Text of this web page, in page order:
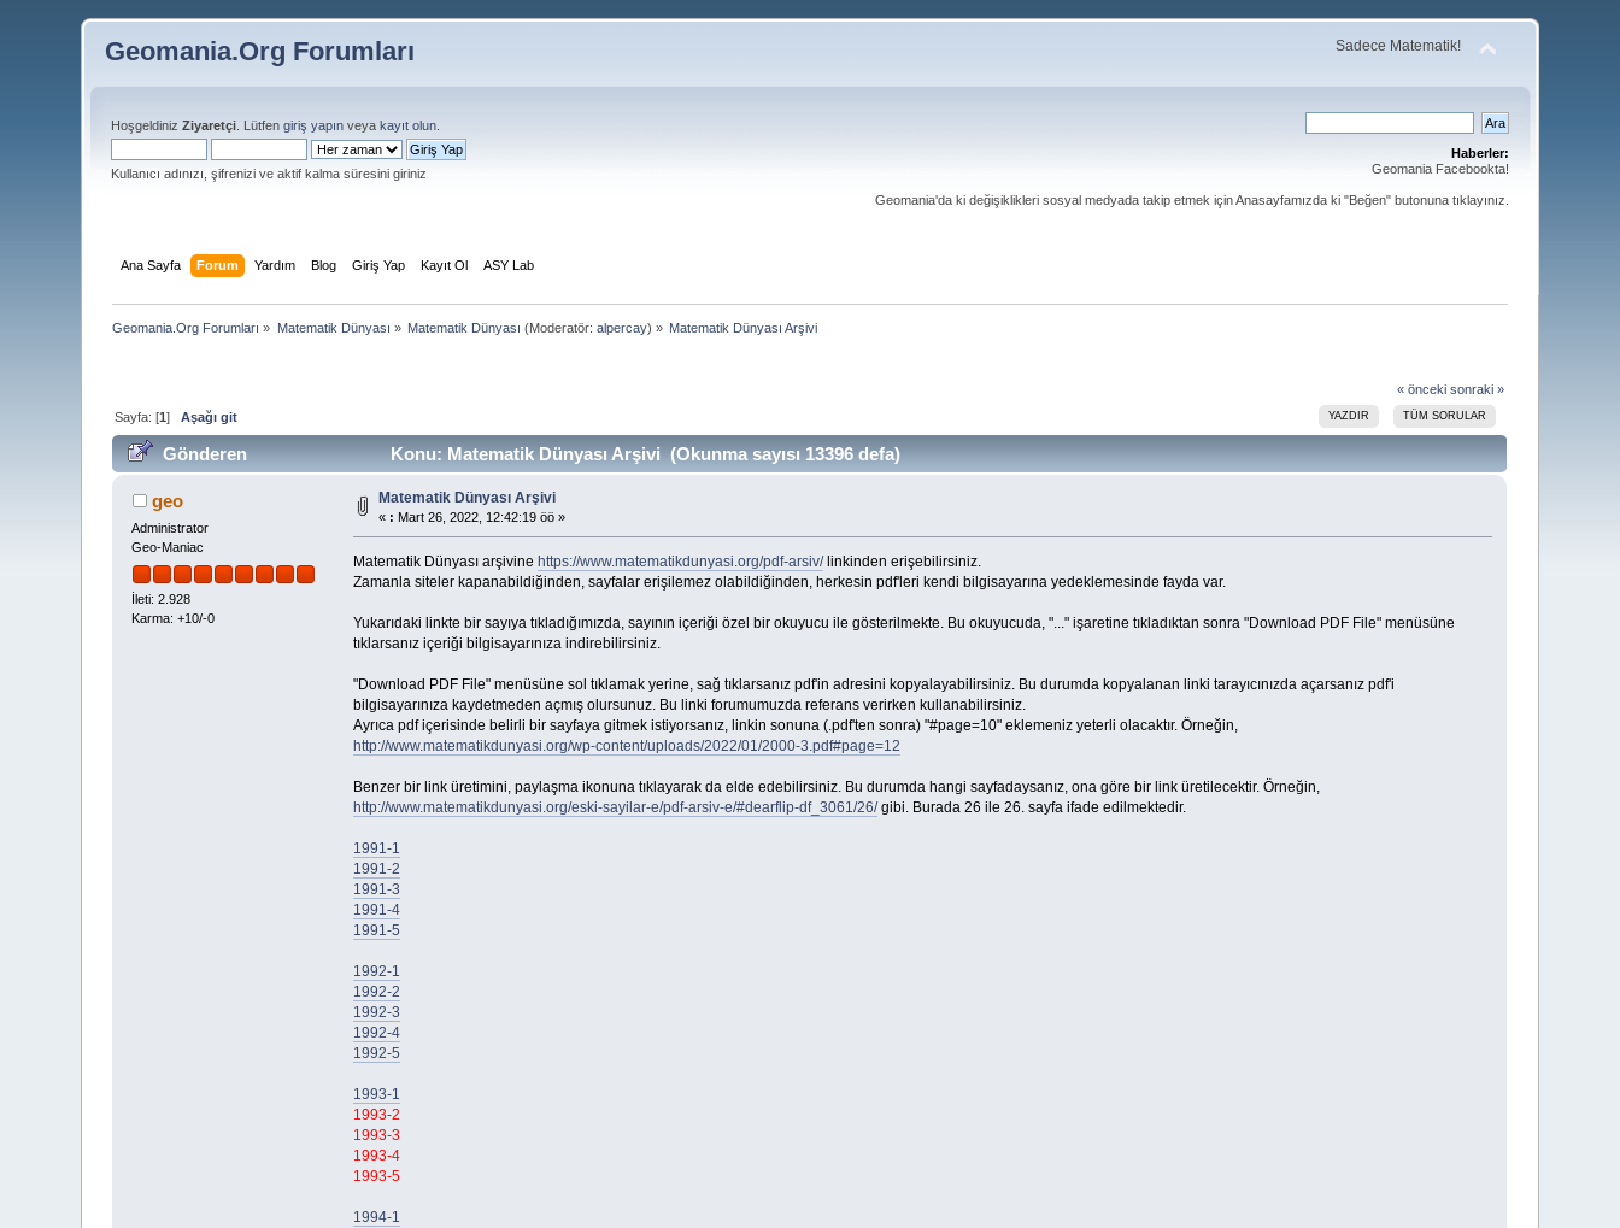
Geomania.Org Forumları Sadece Matematik!
HoşgeldinizZiyaretçi . Lütfengiriş yapın veyakayıt olun
Kullanıcı adınızı, şifrenizi ve aktif kalma süresini giriniz
Haberler:
Geomania Facebookta!
Geomania'da ki değişiklikleri sosyal medyada takip etmek için Anasayfamızda ki "Beğen" butonuna tıklayınız.
Ana Sayfa Forum Yardım Blog Giriş Yap Kayıt Ol ASY Lab
Geomania.Org Forumları » Matematik Dünyası » Matematik Dünyası (Moderatör:alpercay) » Matematik Dünyası Arşivi
« önceki sonraki »
YAZDIR TÜM SORULAR
Sayfa: [1]Aşağı git
Gönderen Konu: Matematik Dünyası Arşivi (Okunma sayısı 13396 defa)
geo
Administrator
Geo-Maniac
İleti: 2.928
Karma: +10/-0
Matematik Dünyası Arşivi
« : Mart 26, 2022, 12:42:19 öö »
Matematik Dünyası arşivine https://www.matematikdunyasi.org/pdf-arsiv/linkinden erişebilirsiniz.
Zamanla siteler kapanabildiğinden, sayfalar erişilemez olabildiğinden, herkesin pdf'leri kendi bilgisayarına yedeklemesinde fayda var.
Yukarıdaki linkte bir sayıya tıkladığımızda, sayının içeriği özel bir okuyucu ile gösterilmekte. Bu okuyucuda, "..." işaretine tıkladıktan sonra "Download PDF File" menüsüne
tıklarsanız içeriği bilgisayarınıza indirebilirsiniz.
"Download PDF File" menüsüne sol tıklamak yerine, sağ tıklarsanız pdf'in adresini kopyalayabilirsiniz. Bu durumda kopyalanan linki tarayıcınızda açarsanız pdf'i
bilgisayarınıza kaydetmeden açmış olursunuz. Bu linki forumumuzda referans verirken kullanabilirsiniz.
Ayrıca pdf içerisinde belirli bir sayfaya gitmek istiyorsanız, linkin sonuna (.pdf'ten sonra) "#page=10" eklemeniz yeterli olacaktır. Örneğin,
http://www.matematikdunyasi.org/wp-content/uploads/2022/01/2000-3.pdf#page=12
Benzer bir link üretimini, paylaşma ikonuna tıklayarak da elde edebilirsiniz. Bu durumda hangi sayfadaysanız, ona göre bir link üretilecektir. Örneğin,
http://www.matematikdunyasi.org/eski-sayilar-e/pdf-arsiv-e/#dearflip-df_3061/26/gibi. Burada 26 ile 26. sayfa ifade edilmektedir.
1991-1
1991-2
1991-3
1991-4
1991-5
1992-1
1992-2
1992-3
1992-4
1992-5
1993-1
1993-2
1993-3
1993-4
1993-5
1994-1